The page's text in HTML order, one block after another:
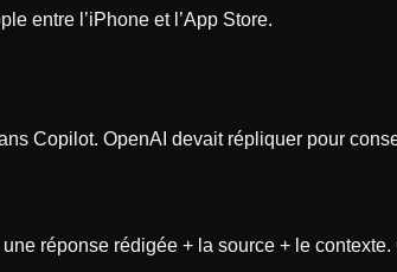
entre l’iPhone et l’App Store.
Copilot. OpenAI devait répliquer pour
réponse rédigée + la source + le contexte.